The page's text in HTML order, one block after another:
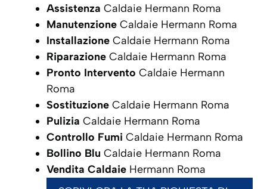
Assistenza Caldaie Hermann Roma
Manutenzione Caldaie Hermann Roma
Installazione Caldaie Hermann Roma
Riparazione Caldaie Hermann Roma
Pronto Intervento Caldaie Hermann
Roma
Sostituzione Caldaie Hermann Roma
Pulizia Caldaie Hermann Roma
Controllo Fumi Caldaie Hermann Roma
Bollino Blu Caldaie Hermann Roma
Vendita Caldaie Hermann Roma